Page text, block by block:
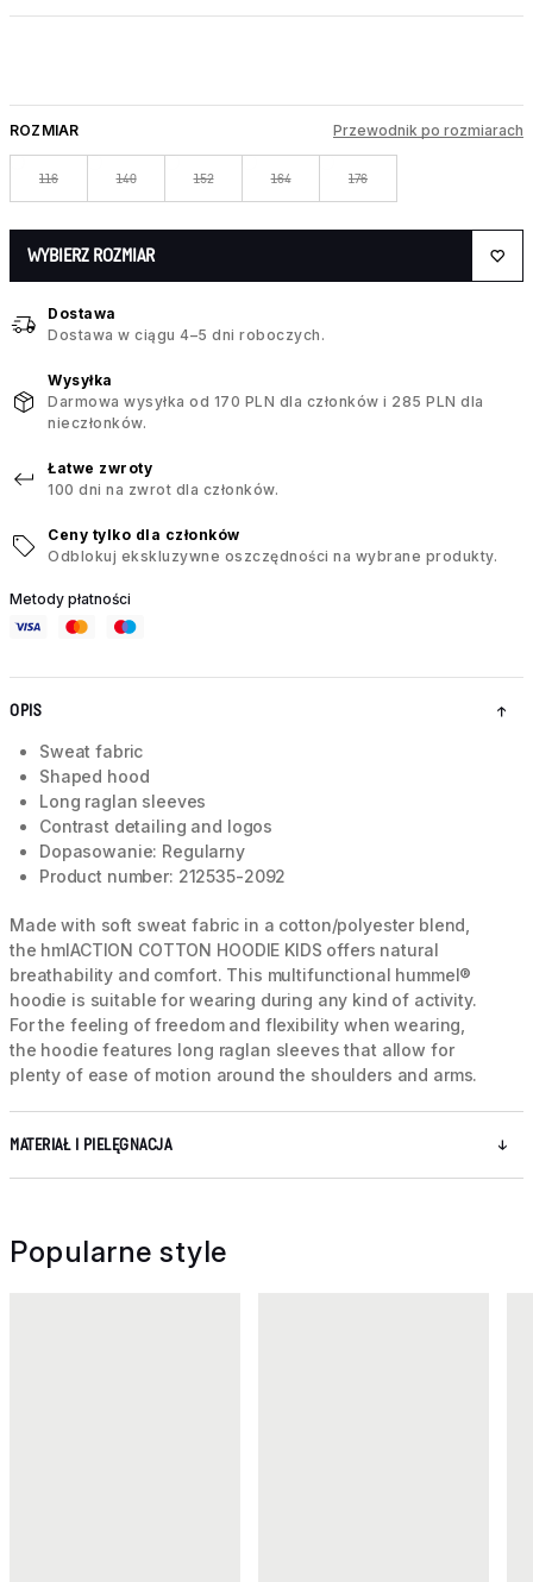
ROZMIAR Przewodnik po rozmiarach
116 140 152 164 176
WYBIERZ ROZMIAR
Dostawa
Dostawa w ciągu 4–5 dni roboczych.
Wysyłka
Darmowa wysyłka od 170 PLN dla członków i 285 PLN dla
nieczłonków.
Łatwe zwroty
100 dni na zwrot dla członków.
Ceny tylko dla członków
Odblokuj ekskluzywne oszczędności na wybrane produkty.
Metody płatności
OPIS
Sweat fabric
Shaped hood
Long raglan sleeves
Contrast detailing and logos
Dopasowanie: Regularny
Product number: 212535-2092
Made with soft sweat fabric in a cotton/polyester blend,
the hmlACTION COTTON HOODIE KIDS offers natural
breathability and comfort. This multifunctional hummel®
hoodie is suitable for wearing during any kind of activity.
For the feeling of freedom and flexibility when wearing,
the hoodie features long raglan sleeves that allow for
plenty of ease of motion around the shoulders and arms.
MATERIAŁ I PIELĘGNACJA
Popularne style